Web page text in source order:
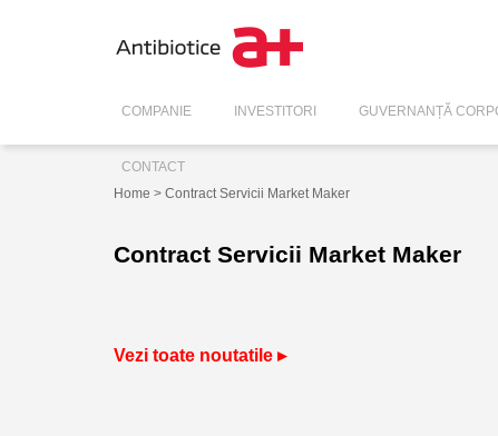
COMPANIE INVESTITORI GUVERNANȚĂ
CONTACT
Home > Contract Servicii Market Maker
Contract Servicii Market Maker
Vezi toate noutatile ▸